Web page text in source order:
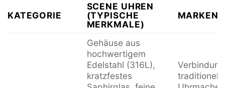
KATEGORIE
SCENE UHREN
(TYPISCHE
MERKMALE)
Gehäuse aus
hochwertigem
Edelstahl (316L),
kratzfestes